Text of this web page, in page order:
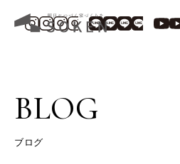
BLOG
ブログ